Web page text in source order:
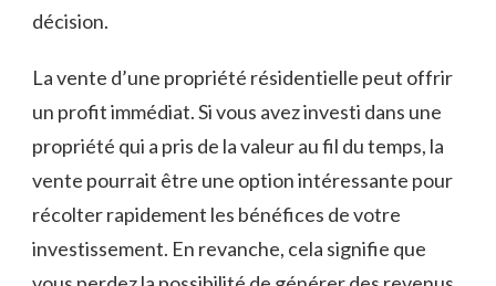
décision.
La vente d’une⁣ propriété résidentielle peut offrir
un profit immédiat. ‌Si vous avez investi dans une
propriété qui a pris de la valeur au fil du temps, la
vente pourrait être une option intéressante pour
récolter rapidement les bénéfices ​de votre
investissement. En ‌revanche, cela signifie que